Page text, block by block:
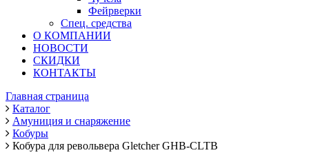
Фейрверки
Спец. средства
О КОМПАНИИ
НОВОСТИ
СКИДКИ
КОНТАКТЫ
Главная страница
Каталог
Амуниция и снаряжение
Кобуры
Кобура для револьвера Gletcher GHB-CLTB